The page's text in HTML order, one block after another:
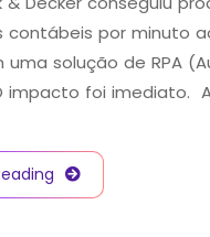
contábeis por minuto
uma solução de RPA
impacto foi imediato.